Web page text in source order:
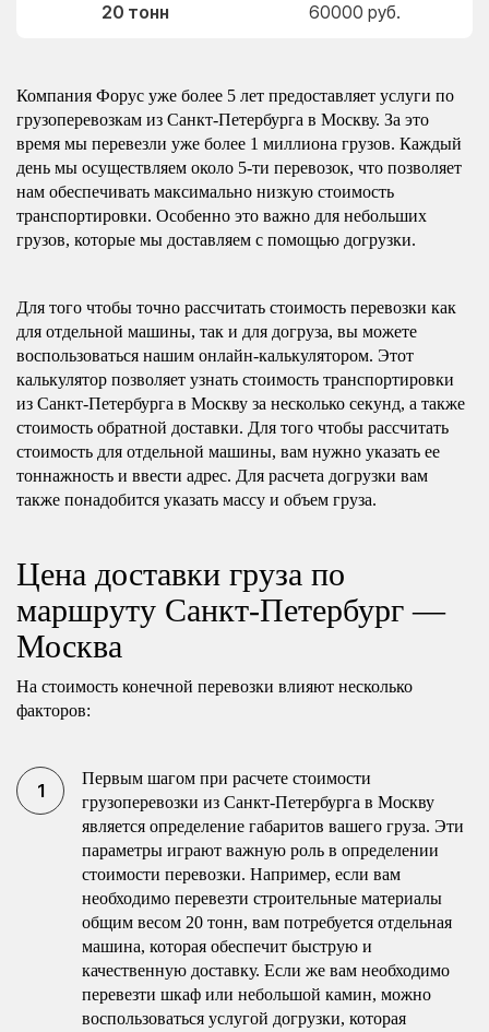
20 тонн 60000 руб.
Компания Форус уже более 5 лет предоставляет услуги по
грузоперевозкам из Санкт-Петербурга в Москву. За это
время мы перевезли уже более 1 миллиона грузов. Каждый
день мы осуществляем около 5-ти перевозок, что позволяет
нам обеспечивать максимально низкую стоимость
транспортировки. Особенно это важно для небольших
грузов, которые мы доставляем с помощью догрузки.
Для того чтобы точно рассчитать стоимость перевозки как
для отдельной машины, так и для догруза, вы можете
воспользоваться нашим онлайн-калькулятором. Этот
калькулятор позволяет узнать стоимость транспортировки
из Санкт-Петербурга в Москву за несколько секунд, а также
стоимость обратной доставки. Для того чтобы рассчитать
стоимость для отдельной машины, вам нужно указать ее
тоннажность и ввести адрес. Для расчета догрузки вам
также понадобится указать массу и объем груза.
Цена доставки груза по
маршруту Санкт-Петербург —
Москва
На стоимость конечной перевозки влияют несколько
факторов:
Первым шагом при расчете стоимости
грузоперевозки из Санкт-Петербурга в Москву
является определение габаритов вашего груза. Эти
параметры играют важную роль в определении
стоимости перевозки. Например, если вам
необходимо перевезти строительные материалы
общим весом 20 тонн, вам потребуется отдельная
машина, которая обеспечит быструю и
качественную доставку. Если же вам необходимо
перевезти шкаф или небольшой камин, можно
воспользоваться услугой догрузки, которая